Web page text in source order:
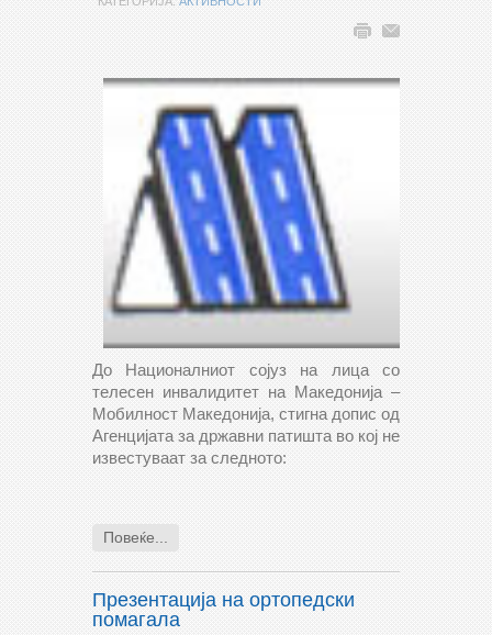
До Националниот сојуз на лица со
телесен инвалидитет на Македонија –
Мобилност Македонија, стигна допис од
Агенцијата за државни патишта во кој не
известуваат за следното:
Повеќе...
Презентација на ортопедски
помагала